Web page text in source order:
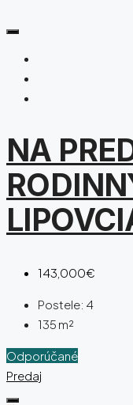
NA
143,000€
Postele: 4
135 m²
Odporúčané
Predaj